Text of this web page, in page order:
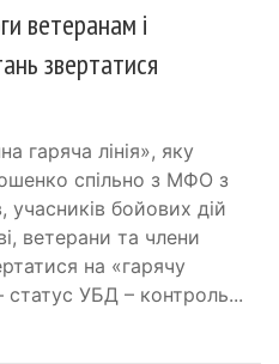
ветеранам і
звертатися
гаряча лінія», яку
спільно з МФО з
учасників бойових дій
ветерани та члени
на «гарячу
статус УБД – контроль...